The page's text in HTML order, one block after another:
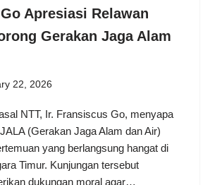
Apresiasi Relawan
Gerakan Jaga Alam
22, 2026
NTT, Ir. Fransiscus Go, menyapa
(Gerakan Jaga Alam dan Air)
yang berlangsung hangat di
Timur. Kunjungan tersebut
dukungan moral agar…